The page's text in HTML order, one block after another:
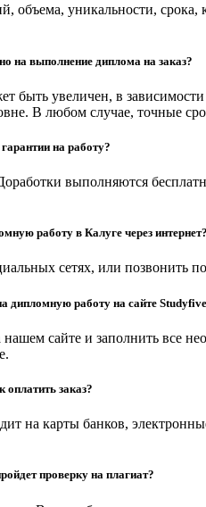
уникальности, срока,
на выполнение диплома на заказ?
увеличен, в
В любом случае, точные
на работу?
выполняются
работу в Калуге через интернет?
сетях, или позвонить
дипломную работу на сайте
сайте и заполнить все
оплатить заказ?
на карты банков,
проверку на плагиат?